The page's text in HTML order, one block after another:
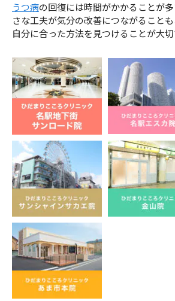
うつ病の回復には時間がかかることが
さな工夫が気分の改善につながることも
自分に合った方法を見つけることが大切